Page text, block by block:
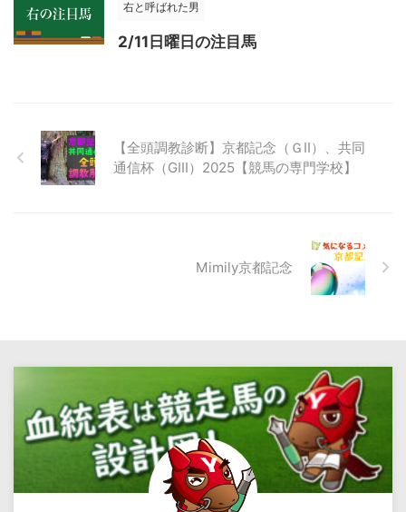
右と呼ばれた男
2/11日曜日の注目馬
【全頭調教診断】京都記念（ＧⅡ）、共同
通信杯（GⅢ）2025【競馬の専門学校】
Mimily京都記念